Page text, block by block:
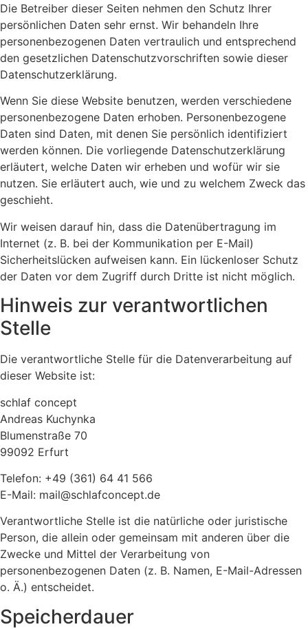
Die Betreiber dieser Seiten nehmen den Schutz Ihrer
persönlichen Daten sehr ernst. Wir behandeln Ihre
personenbezogenen Daten vertraulich und entsprechend
den gesetzlichen Datenschutzvorschriften sowie dieser
Datenschutzerklärung.
Wenn Sie diese Website benutzen, werden verschiedene
personenbezogene Daten erhoben. Personenbezogene
Daten sind Daten, mit denen Sie persönlich identifiziert
werden können. Die vorliegende Datenschutzerklärung
erläutert, welche Daten wir erheben und wofür wir sie
nutzen. Sie erläutert auch, wie und zu welchem Zweck das
geschieht.
Wir weisen darauf hin, dass die Datenübertragung im
Internet (z. B. bei der Kommunikation per E-Mail)
Sicherheitslücken aufweisen kann. Ein lückenloser Schutz
der Daten vor dem Zugriff durch Dritte ist nicht möglich.
Hinweis zur verantwortlichen
Stelle
Die verantwortliche Stelle für die Datenverarbeitung auf
dieser Website ist:
schlaf concept
Andreas Kuchynka
Blumenstraße 70
99092 Erfurt
Telefon: +49 (361) 64 41 566
E-Mail: mail@schlafconcept.de
Verantwortliche Stelle ist die natürliche oder juristische
Person, die allein oder gemeinsam mit anderen über die
Zwecke und Mittel der Verarbeitung von
personenbezogenen Daten (z. B. Namen, E-Mail-Adressen
o. Ä.) entscheidet.
Speicherdauer